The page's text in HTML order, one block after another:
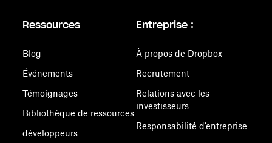
Ressources
Blog
Événements
Témoignages
Bibliothèque de ressources
développeurs
Entreprise :
À propos de Dropbox
Recrutement
Relations avec les
investisseurs
Responsabilité d’entreprise